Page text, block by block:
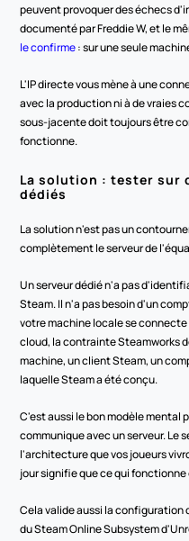
peuvent provoquer des échecs
documenté par Freddie W, et le
le confirme : sur une seule
L'IP directe vous mène à une
avec la production ni à de vraies
sous-jacente doit toujours être
fonctionne.
La solution : tester sur
dédiés
La solution n'est pas un
complètement le serveur de
Un serveur dédié n'a pas
Steam. Il n'a pas besoin d'un
votre machine locale se
cloud, la contrainte Steamworks
machine, un client Steam, un
laquelle Steam a été conçu.
C'est aussi le bon modèle mental
communique avec un serveur. Le
l'architecture que vos joueurs
jour signifie que ce qui
Cela valide aussi la
du Steam Online Subsystem